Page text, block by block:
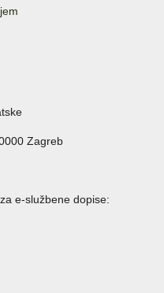
Zagreb
e-službene dopise: